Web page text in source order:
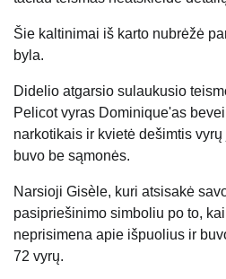
Šie kaltinimai iš karto nubrėžė
byla.
Didelio atgarsio sulaukusio
Pelicot vyras Dominique'as
narkotikais ir kvietė dešimtis
buvo be sąmonės.
Narsioji Gisèle, kuri atsisakė
pasipriešinimo simboliu po to,
neprisimena apie išpuolius ir
72 vyrų.